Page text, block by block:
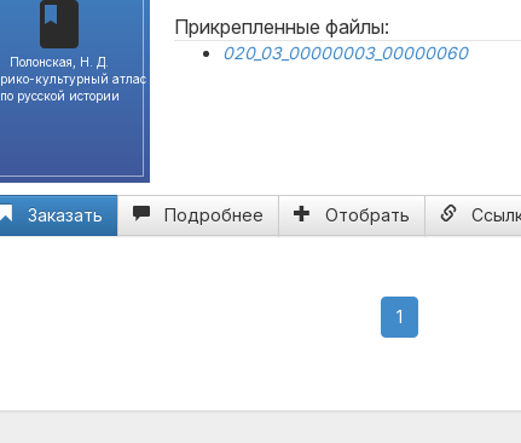
Полонская, Н. Д.
культурный атлас
по русской истории
Прикрепленные файлы:
020_03_00000003_00000060
Заказать Подробнее Отобрать
1(current)